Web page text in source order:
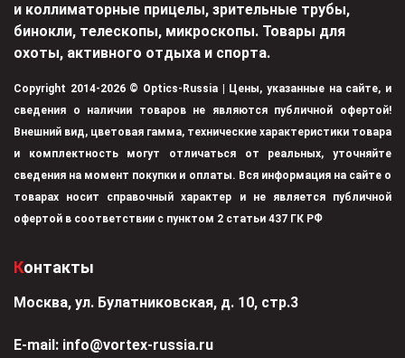
и коллиматорные прицелы, зрительные трубы,
бинокли, телескопы, микроскопы. Товары для
охоты, активного отдыха и спорта.
Copyright 2014-2026 © Optics-Russia | Цены, указанные на сайте, и
сведения о наличии товаров не являются публичной офертой!
Внешний вид, цветовая гамма, технические характеристики товара
и комплектность могут отличаться от реальных, уточняйте
сведения на момент покупки и оплаты. Вся информация на сайте о
товарах носит справочный характер и не является публичной
офертой в соответствии с пунктом 2 статьи 437 ГК РФ
Контакты
Москва, ул. Булатниковская, д. 10, стр.3
Е-mail: info@vortex-russia.ru